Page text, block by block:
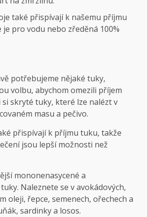
také přispívají k našemu příjmu
je pro vodu nebo zředěná 100%
potřebujeme nějaké tuky,
volbu, abychom omezili příjem
skryté tuky, které lze nalézt v
masu a pečivo.
přispívají k příjmu tuku, takže
jsou lepší možnosti než
mononenasycené a
Naleznete se v avokádových,
oleji, řepce, semenech, ořechech a
sardinky a losos.